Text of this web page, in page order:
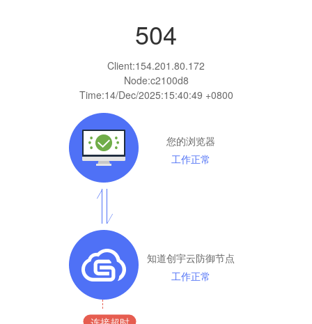
504
Client:154.201.80.172
Node:c2100d8
Time:14/Dec/2025:15:40:49 +0800
您的浏览器
工作正常
知道创宇云防御节点
工作正常